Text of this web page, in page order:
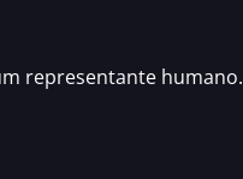
representante humano.